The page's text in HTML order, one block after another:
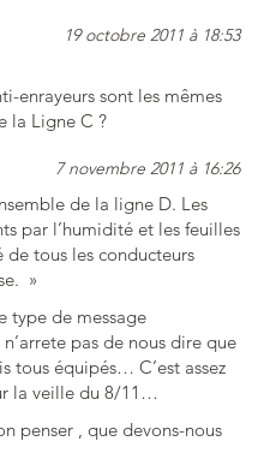
19 octobre 2011 à 18:53
enrayeurs sont les mêmes
la Ligne C ?
7 novembre 2011 à 16:26
de la ligne D. Les
par l’humidité et les feuilles
de tous les conducteurs
»
type de message
pas de nous dire que
tous équipés… C’est assez
la veille du 8/11…
penser , que devons-nous